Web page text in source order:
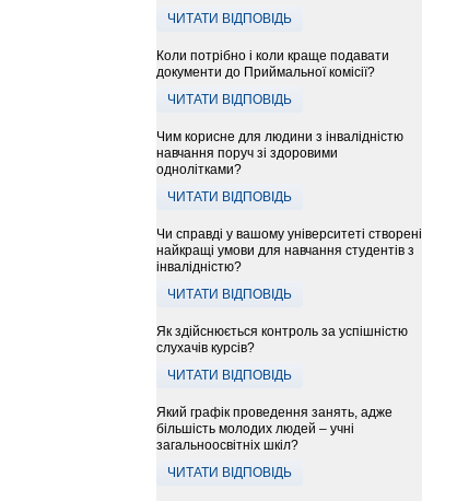
ЧИТАТИ ВІДПОВІДЬ
Коли потрібно і коли краще подавати
документи до Приймальної комісії?
ЧИТАТИ ВІДПОВІДЬ
Чим корисне для людини з інвалідністю
навчання поруч зі здоровими
однолітками?
ЧИТАТИ ВІДПОВІДЬ
Чи справді у вашому університеті створені
найкращі умови для навчання студентів з
інвалідністю?
ЧИТАТИ ВІДПОВІДЬ
Як здійснюється контроль за успішністю
слухачів курсів?
ЧИТАТИ ВІДПОВІДЬ
Який графік проведення занять, адже
більшість молодих людей – учні
загальноосвітніх шкіл?
ЧИТАТИ ВІДПОВІДЬ